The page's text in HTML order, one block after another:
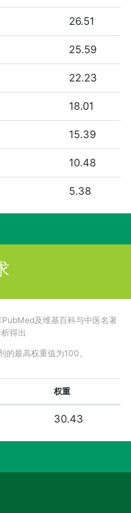
26.51
25.59
22.23
18.01
15.39
10.48
5.38
及维基百科与中医名著
得出
的最高权重值为100。
权重
30.43